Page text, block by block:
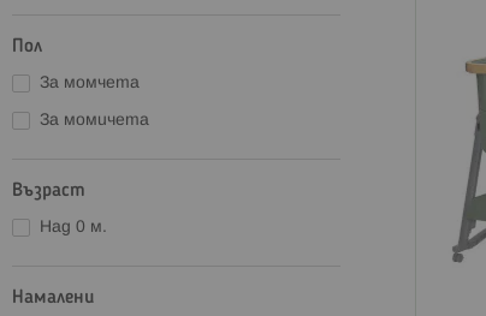
Пол
За момчета
За момичета
Възраст
Над 0 м.
Намалени